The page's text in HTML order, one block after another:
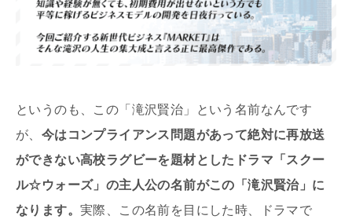
というのも、この「滝沢賢治」という名前なんです
が、 今はコンプライアンス問題があって絶対に再放送
ができない高校ラグビーを題材としたドラマ「スクー
ル☆ウォーズ」の主人公の名前がこの「滝沢賢治」に
なります。 実際、この名前を目にした時、ドラマで